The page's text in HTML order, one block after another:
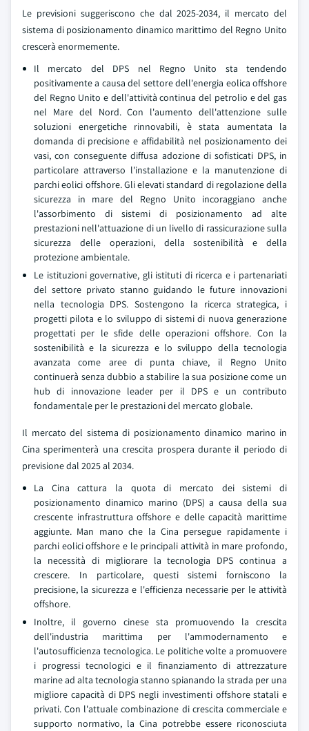
Le previsioni suggeriscono che dal 2025-2034, il mercato del
sistema di posizionamento dinamico marittimo del Regno Unito
crescerà enormemente.
Il mercato del DPS nel Regno Unito sta tendendo
positivamente a causa del settore dell'energia eolica offshore
del Regno Unito e dell'attività continua del petrolio e del gas
nel Mare del Nord. Con l'aumento dell'attenzione sulle
soluzioni energetiche rinnovabili, è stata aumentata la
domanda di precisione e affidabilità nel posizionamento dei
vasi, con conseguente diffusa adozione di sofisticati DPS, in
particolare attraverso l'installazione e la manutenzione di
parchi eolici offshore. Gli elevati standard di regolazione della
sicurezza in mare del Regno Unito incoraggiano anche
l'assorbimento di sistemi di posizionamento ad alte
prestazioni nell'attuazione di un livello di rassicurazione sulla
sicurezza delle operazioni, della sostenibilità e della
protezione ambientale.
Le istituzioni governative, gli istituti di ricerca e i partenariati
del settore privato stanno guidando le future innovazioni
nella tecnologia DPS. Sostengono la ricerca strategica, i
progetti pilota e lo sviluppo di sistemi di nuova generazione
progettati per le sfide delle operazioni offshore. Con la
sostenibilità e la sicurezza e lo sviluppo della tecnologia
avanzata come aree di punta chiave, il Regno Unito
continuerà senza dubbio a stabilire la sua posizione come un
hub di innovazione leader per il DPS e un contributo
fondamentale per le prestazioni del mercato globale.
Il mercato del sistema di posizionamento dinamico marino in
Cina sperimenterà una crescita prospera durante il periodo di
previsione dal 2025 al 2034.
La Cina cattura la quota di mercato dei sistemi di
posizionamento dinamico marino (DPS) a causa della sua
crescente infrastruttura offshore e delle capacità marittime
aggiunte. Man mano che la Cina persegue rapidamente i
parchi eolici offshore e le principali attività in mare profondo,
la necessità di migliorare la tecnologia DPS continua a
crescere. In particolare, questi sistemi forniscono la
precisione, la sicurezza e l'efficienza necessarie per le attività
offshore.
Inoltre, il governo cinese sta promuovendo la crescita
dell'industria marittima per l'ammodernamento e
l'autosufficienza tecnologica. Le politiche volte a promuovere
i progressi tecnologici e il finanziamento di attrezzature
marine ad alta tecnologia stanno spianando la strada per una
migliore capacità di DPS negli investimenti offshore statali e
privati. Con l'attuale combinazione di crescita commerciale e
supporto normativo, la Cina potrebbe essere riconosciuta